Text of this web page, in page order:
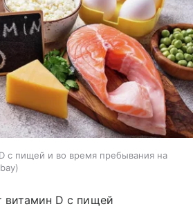
с пищей и во время пребывания на
витамин D с пищей